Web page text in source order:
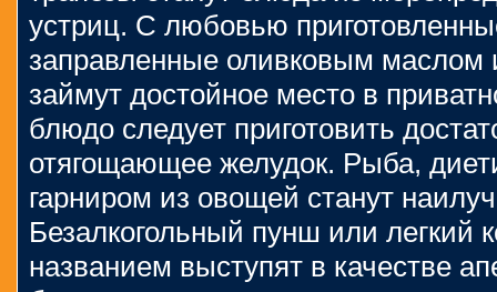
устриц. С любовью
заправленные оливковым
займут достойное место в
блюдо следует приготовить
отягощающее желудок. Рыба,
гарниром из овощей станут
Безалкогольный пунш или легкий
названием выступят в качестве